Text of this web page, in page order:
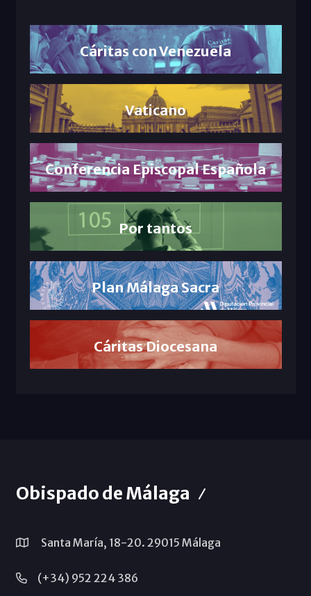
Cáritas con Venezuela
Vaticano
Conferencia Episcopal Española
Por tantos
Plan Málaga Sacra
Cáritas Diocesana
Obispado de Málaga
Santa María, 18-20. 29015 Málaga
(+34) 952 224 386